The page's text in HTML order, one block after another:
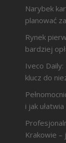
Narybek
planować
Rynek
bardziej
Iveco
klucz do
i jak
Krakowie